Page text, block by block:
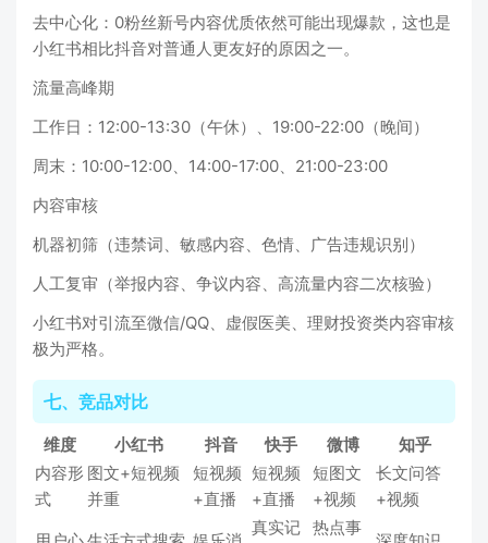
去中心化：0粉丝新号内容优质依然可能出现爆款，这也是
小红书相比抖音对普通人更友好的原因之一。
流量高峰期
工作日：12:00-13:30（午休）、19:00-22:00（晚间）
周末：10:00-12:00、14:00-17:00、21:00-23:00
内容审核
机器初筛（违禁词、敏感内容、色情、广告违规识别）
人工复审（举报内容、争议内容、高流量内容二次核验）
小红书对引流至微信/QQ、虚假医美、理财投资类内容审核
极为严格。
七、竞品对比
维度 小红书 抖音 快手 微博
知乎
内容形
式
图文+短视频
并重
短视频
+直播
短视频
+直播
短图文
+视频
长文问答
+视频
真实记 热点事